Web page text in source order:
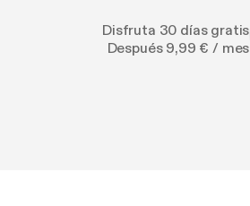
Disfruta 30 días gratis
Después 9,99 € / mes